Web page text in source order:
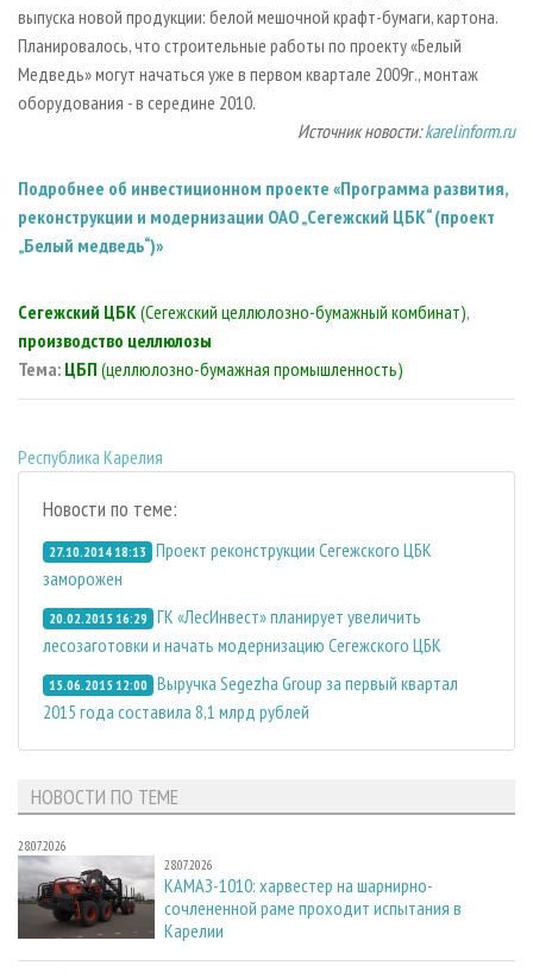
выпуска новой продукции: белой мешочной крафт-бумаги, картона.
Планировалось, что строительные работы по проекту «Белый
Медведь» могут начаться уже в первом квартале 2009г., монтаж
оборудования - в середине 2010.
Источник новости: karelinform.ru
Подробнее об инвестиционном проекте «Программа развития,
реконструкции и модернизации ОАО „Сегежский ЦБК“ (проект
„Белый медведь“)»
Сегежский ЦБК (Сегежский целлюлозно-бумажный комбинат),
производство целлюлозы
Тема: ЦБП (целлюлозно-бумажная промышленность)
Республика Карелия
Новости по теме:
27.10.2014 18:13 Проект реконструкции Сегежского ЦБК
заморожен
20.02.2015 16:29 ГК «ЛесИнвест» планирует увеличить
лесозаготовки и начать модернизацию Сегежского ЦБК
15.06.2015 12:00 Выручка Segezha Group за первый квартал
2015 года составила 8,1 млрд рублей
НОВОСТИ ПО ТЕМЕ
28.07.2026
28.07.2026
КАМАЗ-1010: харвестер на шарнирно-
сочлененной раме проходит испытания в
Карелии